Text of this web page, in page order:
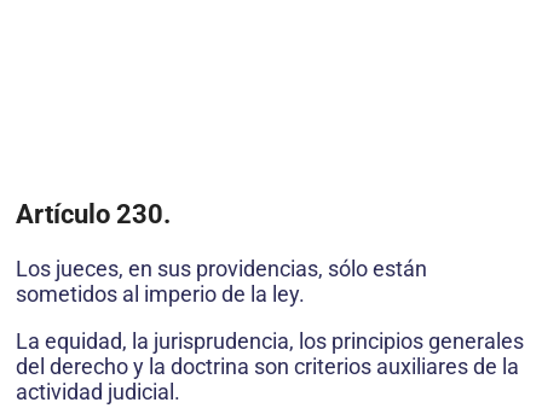
Artículo 230.
Los jueces, en sus providencias, sólo están
sometidos al imperio de la ley.
La equidad, la jurisprudencia, los principios generales
del derecho y la doctrina son criterios auxiliares de la
actividad judicial.